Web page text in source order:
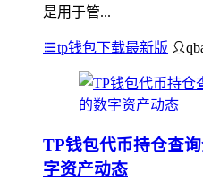
是用于管...
tp钱包下载最新版
TP钱包代币持仓查
字资产动态